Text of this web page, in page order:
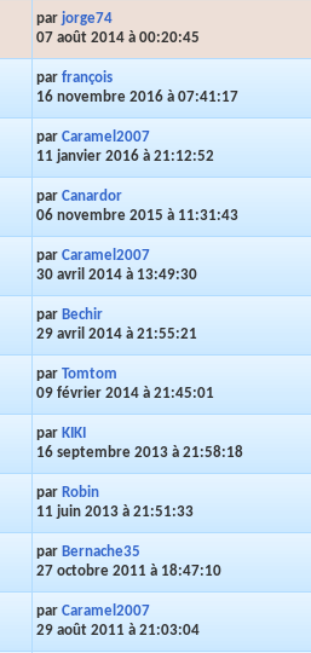
par jorge74
07 août 2014 à 00:20:45
par françois
16 novembre 2016 à 07:41:17
par Caramel2007
11 janvier 2016 à 21:12:52
par Canardor
06 novembre 2015 à 11:31:43
par Caramel2007
30 avril 2014 à 13:49:30
par Bechir
29 avril 2014 à 21:55:21
par Tomtom
09 février 2014 à 21:45:01
par KIKI
16 septembre 2013 à 21:58:18
par Robin
11 juin 2013 à 21:51:33
par Bernache35
27 octobre 2011 à 18:47:10
par Caramel2007
29 août 2011 à 21:03:04